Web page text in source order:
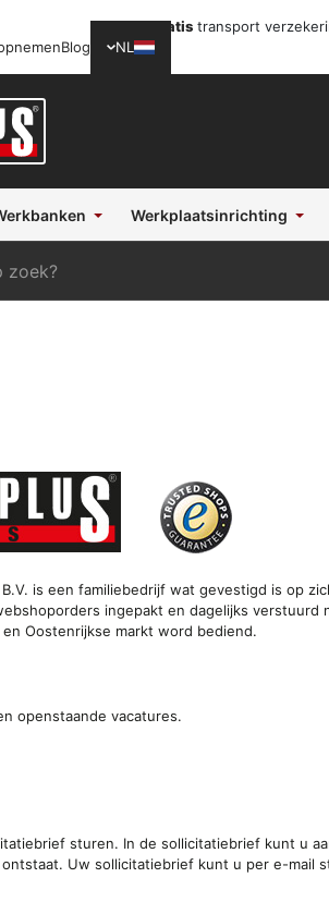
Gratis transport
Blog NL
Werkplaatsinrichting
is een familiebedrijf wat gevestigd is op
ingepakt en dagelijks verstuurd
Oostenrijkse markt word bediend.
openstaande vacatures.
sturen. In de sollicitatiebrief kunt u
Uw sollicitatiebrief kunt u per e-mail